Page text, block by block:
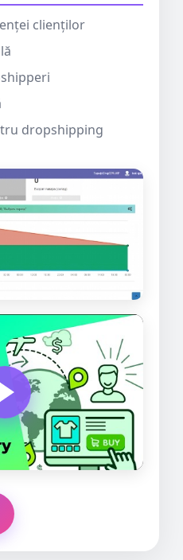
clienților
dropshipping